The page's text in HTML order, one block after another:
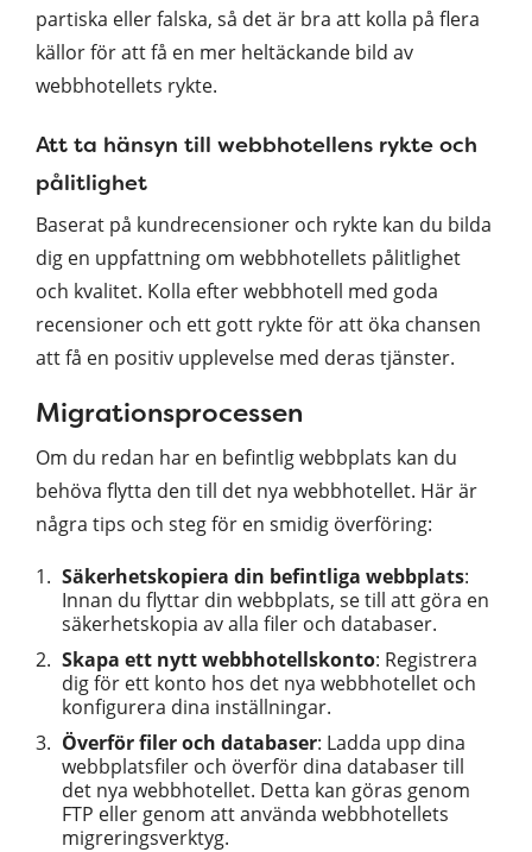
partiska eller falska, så det är bra att kolla på flera
källor för att få en mer heltäckande bild av
webbhotellets rykte.
Att ta hänsyn till webbhotellens rykte och
pålitlighet
Baserat på kundrecensioner och rykte kan du bilda
dig en uppfattning om webbhotellets pålitlighet
och kvalitet. Kolla efter webbhotell med goda
recensioner och ett gott rykte för att öka chansen
att få en positiv upplevelse med deras tjänster.
Migrationsprocessen
Om du redan har en befintlig webbplats kan du
behöva flytta den till det nya webbhotellet. Här är
några tips och steg för en smidig överföring:
Säkerhetskopiera din befintliga webbplats:
Innan du flyttar din webbplats, se till att göra en
säkerhetskopia av alla filer och databaser.
Skapa ett nytt webbhotellskonto: Registrera
dig för ett konto hos det nya webbhotellet och
konfigurera dina inställningar.
Överför filer och databaser: Ladda upp dina
webbplatsfiler och överför dina databaser till
det nya webbhotellet. Detta kan göras genom
FTP eller genom att använda webbhotellets
migreringsverktyg.